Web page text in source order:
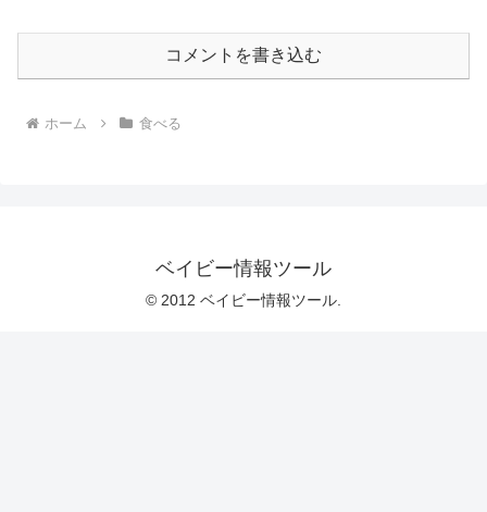
コメントを書き込む
ホーム 食べる
ベイビー情報ツール
© 2012 ベイビー情報ツール.